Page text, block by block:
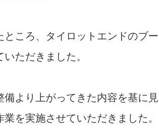
ころ、タイロットエンドのブー
ただきました。
より上がってきた内容を基に見
を実施させていただきました。